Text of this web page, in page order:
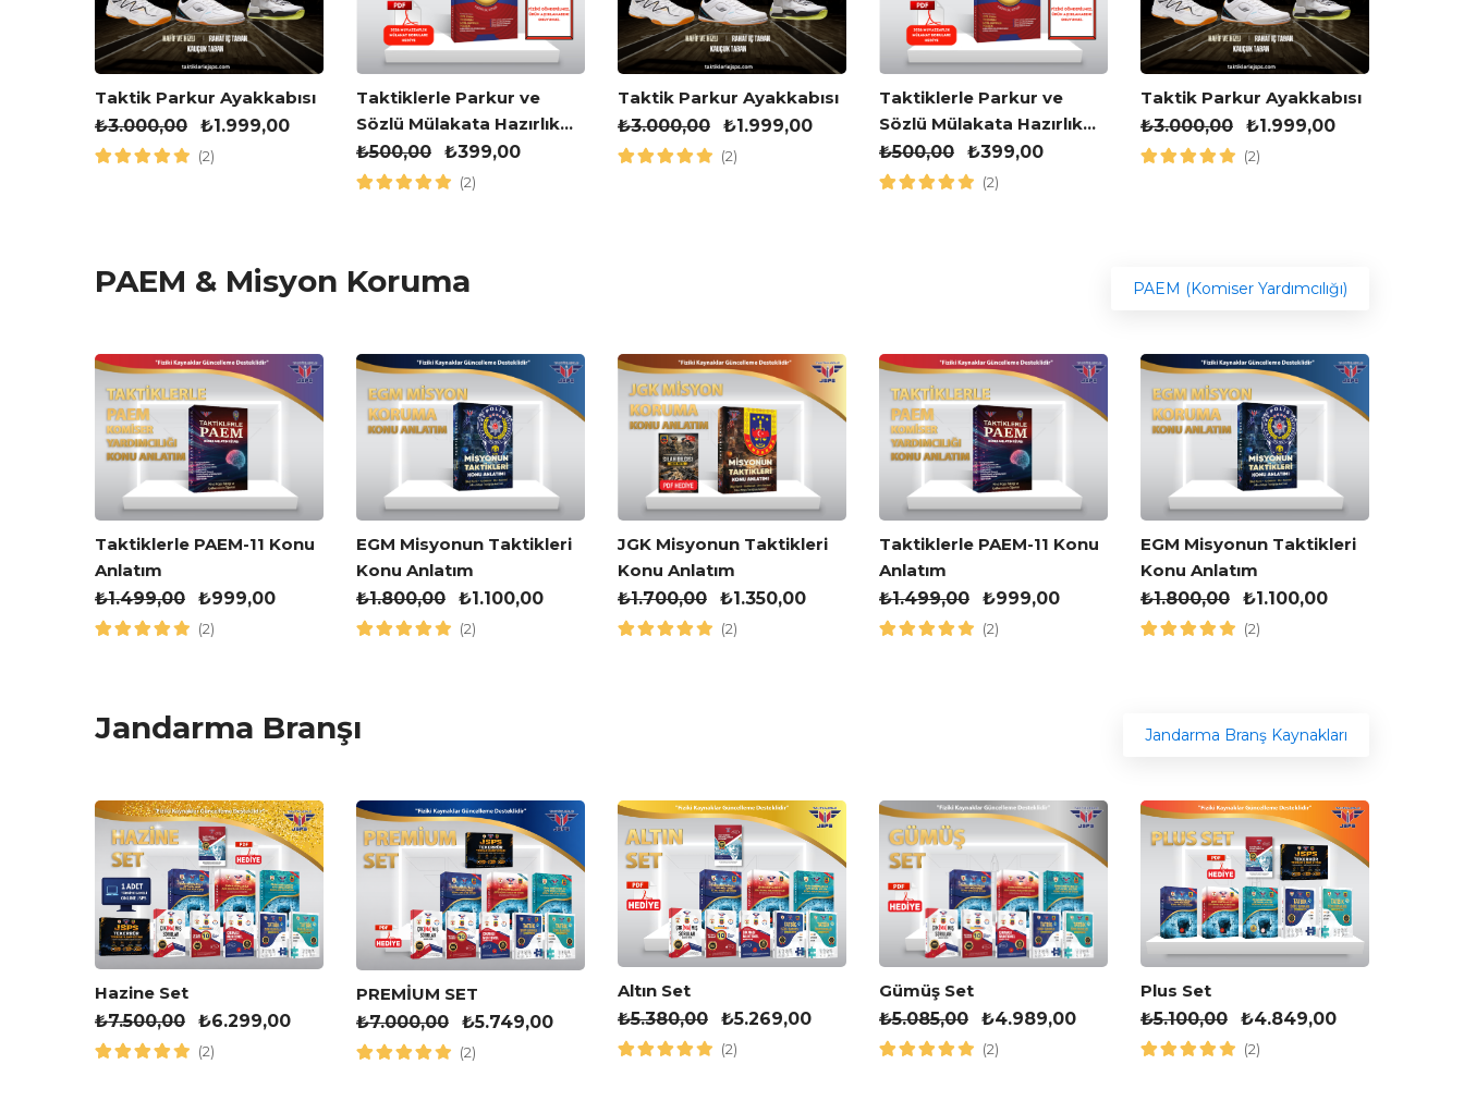
Taktik Parkur Ayakkabısı
₺3.000,00 ₺1.999,00
(2)
Taktiklerle Parkur ve
Sözlü Mülakata Hazırlık
Kitabı
₺500,00 ₺399,00
(2)
Taktik Parkur Ayakkabısı
₺3.000,00 ₺1.999,00
(2)
Taktiklerle Parkur ve
Sözlü Mülakata Hazırlık
Kitabı
₺500,00 ₺399,00
(2)
Taktik Parkur Ayakkabısı
₺3.000,00 ₺1.999,00
(2)
PAEM & Misyon Koruma PAEM (Komiser Yardımcılığı)
Taktiklerle PAEM-11 Konu
Anlatım
₺1.499,00 ₺999,00
(2)
EGM Misyonun Taktikleri
Konu Anlatım
₺1.800,00 ₺1.100,00
(2)
JGK Misyonun Taktikleri
Konu Anlatım
₺1.700,00 ₺1.350,00
(2)
Taktiklerle PAEM-11 Konu
Anlatım
₺1.499,00 ₺999,00
(2)
EGM Misyonun Taktikleri
Konu Anlatım
₺1.800,00 ₺1.100,00
(2)
Jandarma Branşı Jandarma Branş Kaynakları
Hazine Set
₺7.500,00 ₺6.299,00
(2)
PREMİUM SET
₺7.000,00 ₺5.749,00
(2)
Altın Set
₺5.380,00 ₺5.269,00
(2)
Gümüş Set
₺5.085,00 ₺4.989,00
(2)
Plus Set
₺5.100,00 ₺4.849,00
(2)